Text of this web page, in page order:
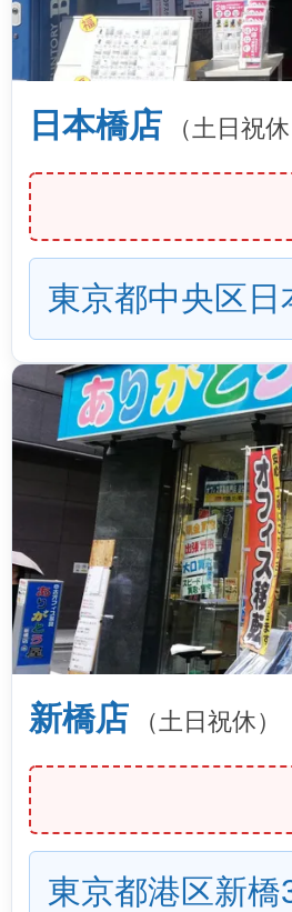
日本橋店 （土日祝休
東京都中央区
新橋店 （土日祝休）
東京都港区新橋